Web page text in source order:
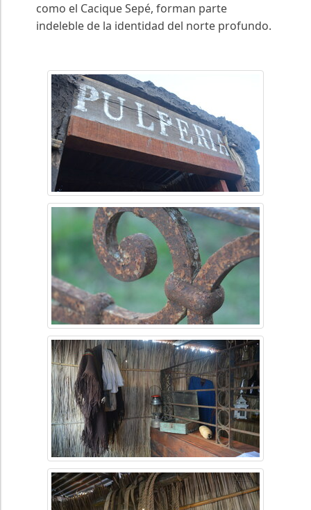
como el Cacique Sepé, forman parte
indeleble de la identidad del norte profundo.